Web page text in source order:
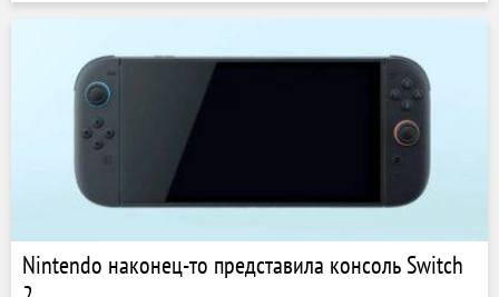
Nintendo наконец-то представила консоль Switch